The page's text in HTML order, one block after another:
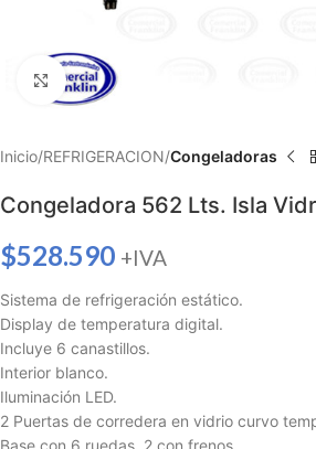
Haga clic para ampliar
Inicio REFRIGERACION Congeladoras
Congeladora 562 Lts. Isla
$528.590 +IVA
Sistema de refrigeración estático.
Display de temperatura digital.
Incluye 6 canastillos.
Interior blanco.
Iluminación LED.
2 Puertas de corredera en vidrio curvo
Base con 6 ruedas, 2 con frenos